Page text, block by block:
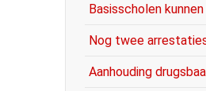
Basisscholen
Nog twee
Aanhouding